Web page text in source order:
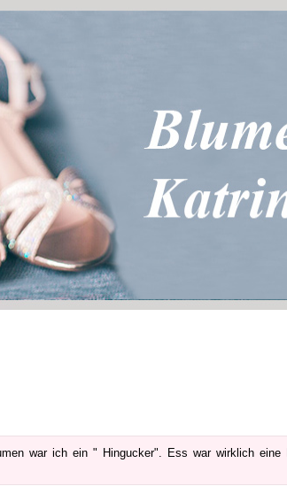
war ich ein " Hingucker". Ess war wirklich eine